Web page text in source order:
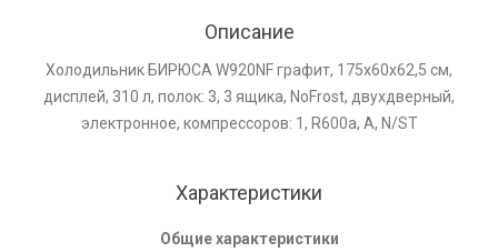
Описание
Холодильник БИРЮСА W920NF графит, 175х60х62,5 см,
дисплей, 310 л, полок: 3, 3 ящика, NoFrost, двухдверный,
электронное, компрессоров: 1, R600a, A, N/ST
Характеристики
Общие характеристики